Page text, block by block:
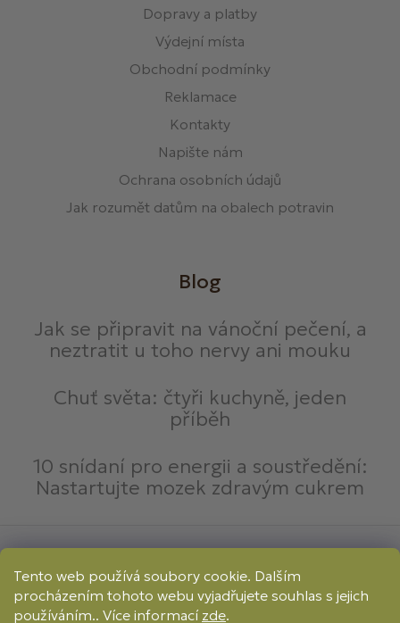
Tento web používá soubory cookie. Dalším
procházením tohoto webu vyjadřujete souhlas s jejich
používáním.. Více informací zde.
Dopravy a platby
Výdejní místa
Obchodní podmínky
Reklamace
Kontakty
Napište nám
Ochrana osobních údajů
Jak rozumět datům na obalech potravin
Blog
Jak se připravit na vánoční pečení, a
neztratit u toho nervy ani mouku
Chuť světa: čtyři kuchyně, jeden
příběh
10 snídaní pro energii a soustředění:
Nastartujte mozek zdravým cukrem
Online Převod Dobírka
Způsoby dopravy: